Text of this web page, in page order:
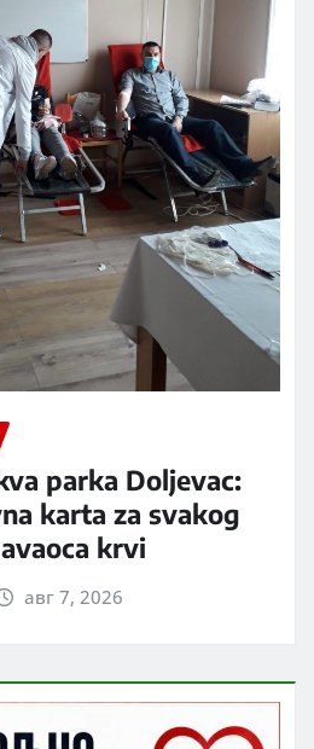
parka Doljevac:
karta za svakog
krvi
авг 7, 2026